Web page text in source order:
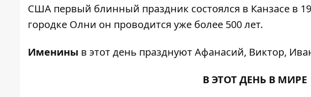
США первый блинный праздник состоялся в Канзасе в
городке Олни он проводится уже более 500 лет.
Именины в этот день празднуют Афанасий, Виктор,
В ЭТОТ ДЕНЬ В МИРЕ